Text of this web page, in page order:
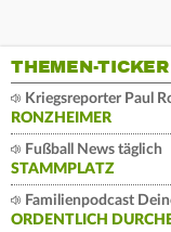
THEMEN-TICKER
Kriegsreporter Paul
RONZHEIMER
Fußball News täglich
STAMMPLATZ
Familienpodcast
ORDENTLICH